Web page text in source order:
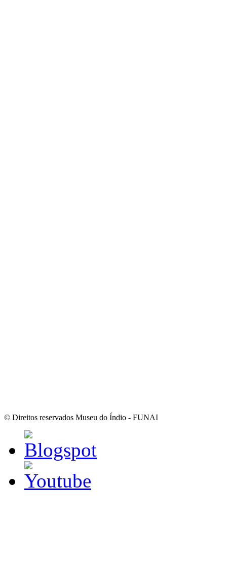
© Direitos reservados Museu do Índio - FUNAI